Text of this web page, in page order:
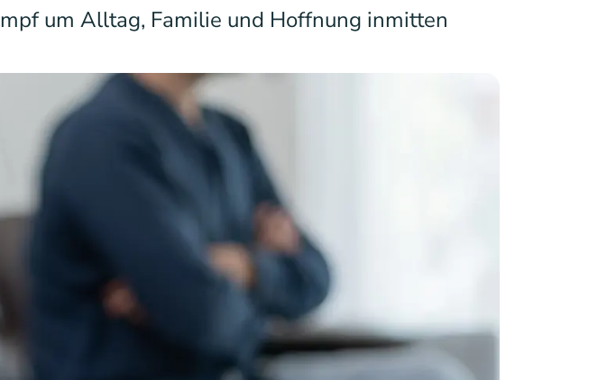
um Alltag, Familie und Hoffnung inmitten